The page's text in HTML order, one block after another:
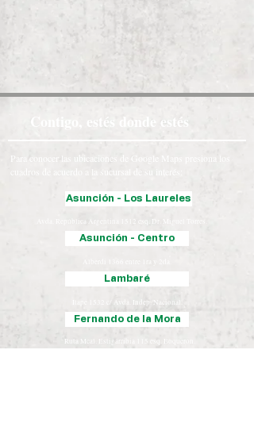
Contigo, estés donde estés
Para conocer las ubicaciones de Google Maps presiona los
cuadros de acuerdo a la sucursal de su interés:
Asunción - Los Laureles
Avda. República Argentina 1512 esq. Dr. Miguel Torres.
Asunción - Centro
Lambaré
Itape 1532 c/ Avda. Indep. Nacional.
Fernando de la Mora
Ruta Mcal. Estigarribia 115 esq. Boquerón.